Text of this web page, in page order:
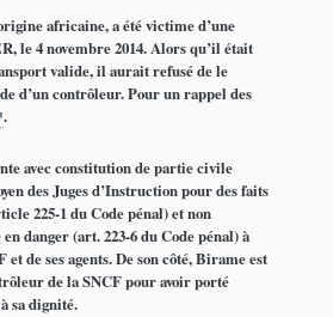
africaine, a été victime d’une
le 4 novembre 2014. Alors qu’il était
valide, il aurait refusé de le
d’un contrôleur. Pour un rappel des
.
avec constitution de partie civile
des Juges d’Instruction pour des faits
225-1 du Code pénal) et non
danger (art. 223-6 du Code pénal) à
et de ses agents. De son côté, Birame est
de la SNCF pour avoir porté
sa dignité.